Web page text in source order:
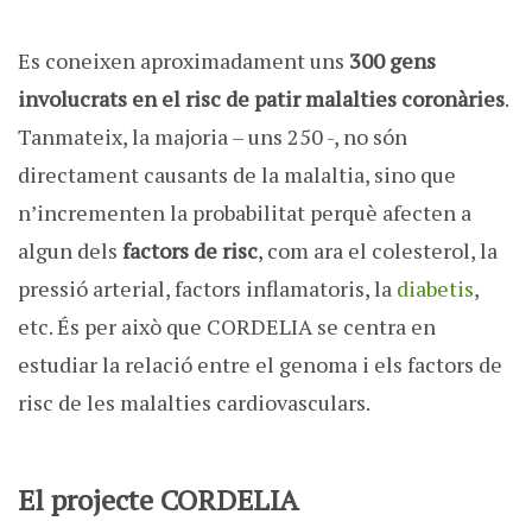
Es coneixen aproximadament uns 300 gens
involucrats en el risc de patir malalties coronàries.
Tanmateix, la majoria – uns 250 -, no són
directament causants de la malaltia, sino que
n’incrementen la probabilitat perquè afecten a
algun dels factors de risc, com ara el colesterol, la
pressió arterial, factors inflamatoris, la diabetis,
etc. És per això que CORDELIA se centra en
estudiar la relació entre el genoma i els factors de
risc de les malalties cardiovasculars.
El projecte CORDELIA